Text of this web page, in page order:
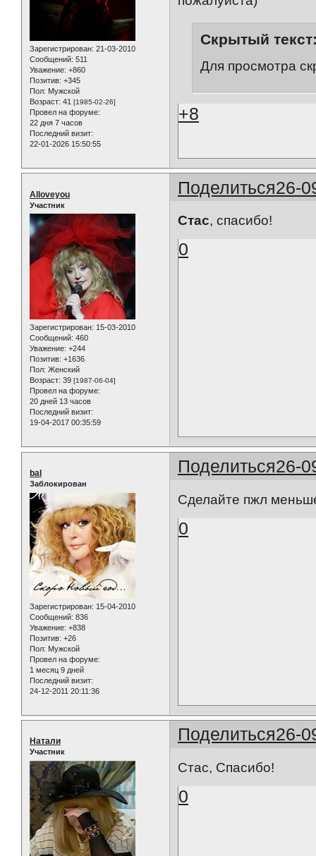
Зарегистрирован: 21-03-2010
Сообщений: 511
Уважение: +860
Позитив: +345
Пол: Мужской
Возраст: 41 [1985-02-26]
Провел на форуме:
22 дня 7 часов
Последний визит:
22-01-2026 15:50:55
Скрытый
Для просмотра
+8
Поделиться26-
Alloveyou
Участник
Зарегистрирован: 15-03-2010
Сообщений: 460
Уважение: +244
Позитив: +1636
Пол: Женский
Возраст: 39 [1987-06-04]
Провел на форуме:
20 дней 13 часов
Последний визит:
19-04-2017 00:35:59
Стас, спасибо!
0
Поделиться26-
bal
Заблокирован
Зарегистрирован: 15-04-2010
Сообщений: 836
Уважение: +838
Позитив: +26
Пол: Мужской
Провел на форуме:
1 месяц 9 дней
Последний визит:
24-12-2011 20:11:36
Сделайте пжл
0
Поделиться26-
Натали
Участник
Стас, Спасибо!
0